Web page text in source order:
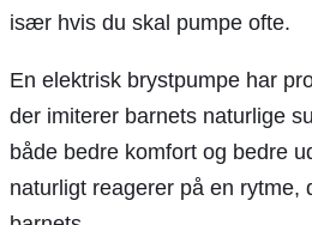
især hvis du skal pumpe ofte.
En elektrisk brystpumpe har
der imiterer barnets naturlige
både bedre komfort og bedre
naturligt reagerer på en rytme,